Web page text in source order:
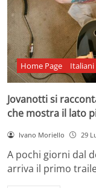
Home Page Italiani
Jovanotti si
che mostra il lato
Ivano Moriello 29
A pochi giorni dal
arriva il primo